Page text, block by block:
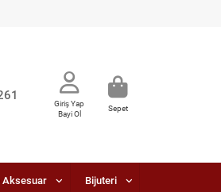
Giriş Yap
Bayi Ol
Sepet
Aksesuar Bijuteri